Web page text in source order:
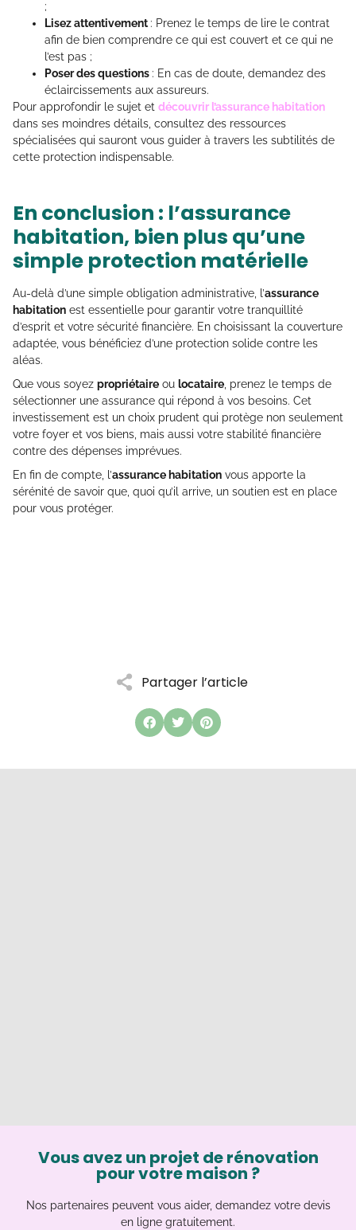
Partager l’article
;
Lisez attentivement: Prenez le temps de lire le contrat
afin de bien comprendre ce qui est couvert et ce qui ne
l’est pas ;
Poser des questions : En cas de doute, demandez des
éclaircissements aux assureurs.
Pour approfondir le sujet et découvrir l’assurance habitation
dans ses moindres détails, consultez des ressources
spécialisées qui sauront vous guider à travers les subtilités de
cette protection indispensable.
En conclusion : l’assurance
habitation, bien plus qu’une
simple protection matérielle
Au-delà d’une simple obligation administrative, l’assurance
habitation est essentielle pour garantir votre tranquillité
d’esprit et votre sécurité financière. En choisissant la couverture
adaptée, vous bénéficiez d’une protection solide contre les
aléas.
Que vous soyez propriétaire ou locataire, prenez le temps de
sélectionner une assurance qui répond à vos besoins. Cet
investissement est un choix prudent qui protège non seulement
votre foyer et vos biens, mais aussi votre stabilité financière
contre des dépenses imprévues.
En fin de compte, l’assurance habitation vous apporte la
sérénité de savoir que, quoi qu’il arrive, un soutien est en place
pour vous protéger.
Vous avez un projet de rénovation
pour votre maison ?
Nos partenaires peuvent vous aider, demandez votre devis
en ligne gratuitement.